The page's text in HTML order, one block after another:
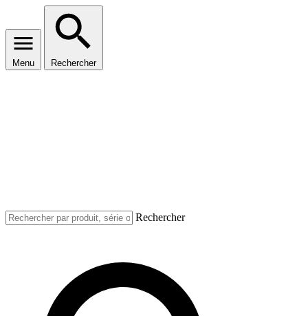
Menu Rechercher
Rechercher